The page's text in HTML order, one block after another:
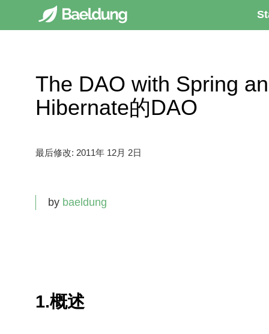
The DAO with Spring
Hibernate的DAO
最后修改: 2011年 12月 2日
by baeldung
1.概述